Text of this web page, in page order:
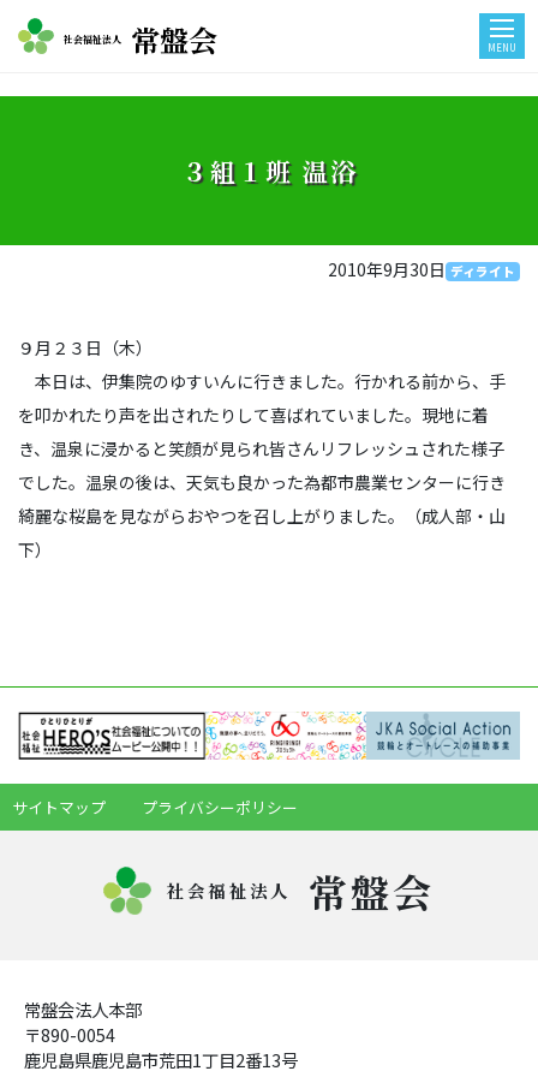
社会福祉法人 常盤会 MENU
３組１班 温浴
2010年9月30日 ディライト
９月２３日（木）
本日は、伊集院のゆすいんに行きました。行かれる前から、手
を叩かれたり声を出されたりして喜ばれていました。現地に着
き、温泉に浸かると笑顔が見られ皆さんリフレッシュされた様子
でした。温泉の後は、天気も良かった為都市農業センターに行き
綺麗な桜島を見ながらおやつを召し上がりました。（成人部・山
下）
サイトマップ プライバシーポリシー
社会福祉法人 常盤会
常盤会法人本部
〒890-0054
鹿児島県鹿児島市荒田1丁目2番13号